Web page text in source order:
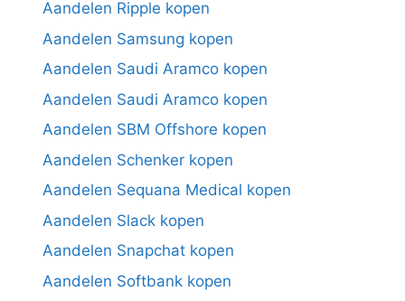
Aandelen Ripple kopen
Aandelen Samsung kopen
Aandelen Saudi Aramco kopen
Aandelen Saudi Aramco kopen
Aandelen SBM Offshore kopen
Aandelen Schenker kopen
Aandelen Sequana Medical kopen
Aandelen Slack kopen
Aandelen Snapchat kopen
Aandelen Softbank kopen